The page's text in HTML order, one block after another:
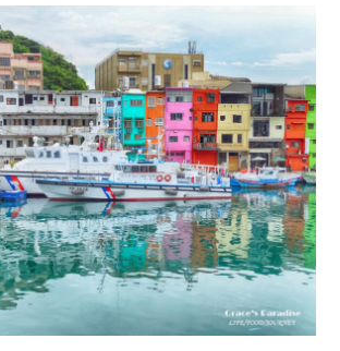
一
太
E
衛
浴
觀
光
工
廠-
與
女
王
頭
近
距
離
拍
攝
紀
念
還